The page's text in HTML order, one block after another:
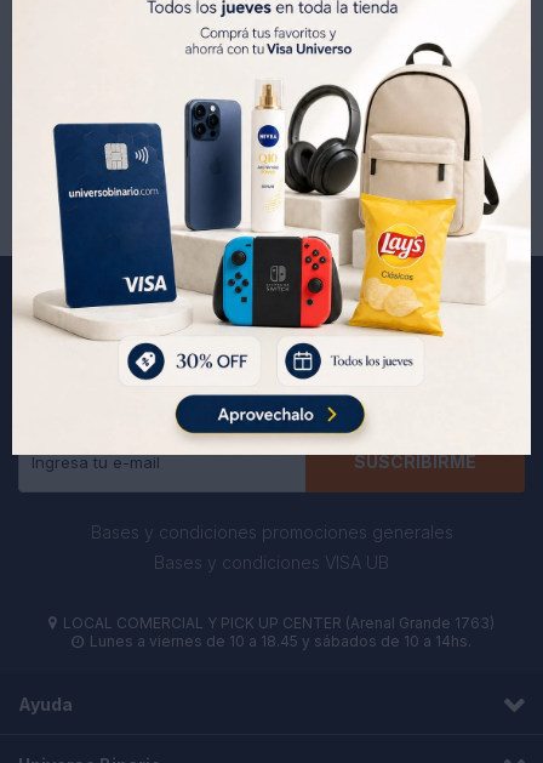

Suscríbete a nuestra newsletter
Recibe todas las novedades y ofertas de nuestra tienda.
SUSCRIBIRME
Bases y condiciones promociones generales
Bases y condiciones VISA UB
 LOCAL COMERCIAL Y PICK UP CENTER (Arenal Grande 1763)
 Lunes a viernes de 10 a 18.45 y sábados de 10 a 14hs.
Ayuda